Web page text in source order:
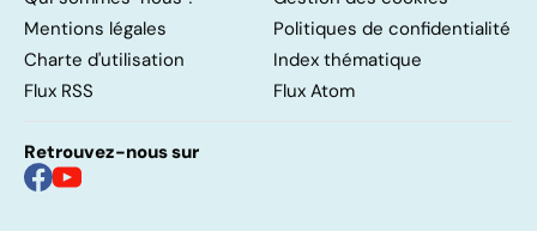
Mentions légales
Politiques de confidentialité
Charte d'utilisation
Index thématique
Flux RSS
Flux Atom
Retrouvez-nous sur